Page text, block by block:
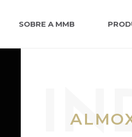
SOBRE A MMB